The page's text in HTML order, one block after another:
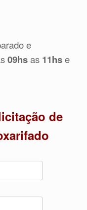
e
09hsas 11hse
de